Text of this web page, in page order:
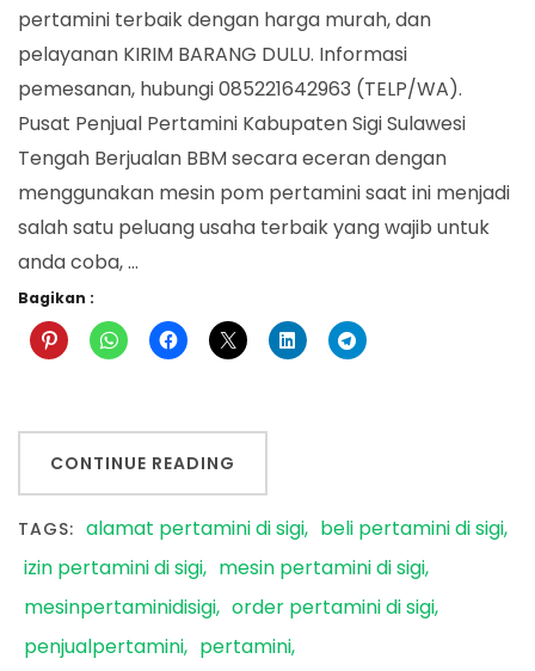
pertamini terbaik dengan harga murah, dan
pelayanan KIRIM BARANG DULU. Informasi
pemesanan, hubungi 085221642963 (TELP/WA).
Pusat Penjual Pertamini Kabupaten Sigi Sulawesi
Tengah Berjualan BBM secara eceran dengan
menggunakan mesin pom pertamini saat ini menjadi
salah satu peluang usaha terbaik yang wajib untuk
anda coba, …
Bagikan :
CONTINUE READING
TAGS: alamat pertamini di sigi
beli pertamini di sigi
izin pertamini di sigi
mesin pertamini di sigi
mesinpertaminidisigi order pertamini di sigi
penjualpertamini
pertamini